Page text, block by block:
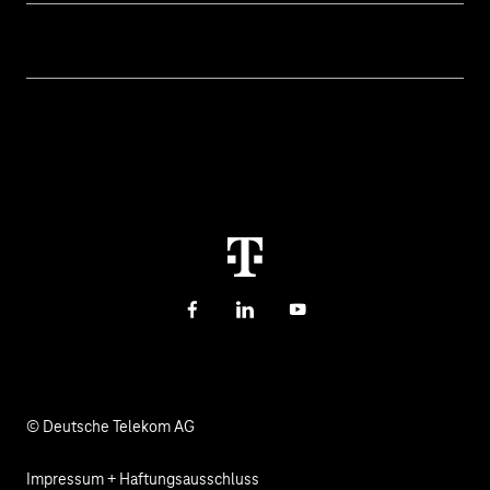
FacebookLinkedInYouTube
© Deutsche Telekom AG
Impressum + Haftungsausschluss